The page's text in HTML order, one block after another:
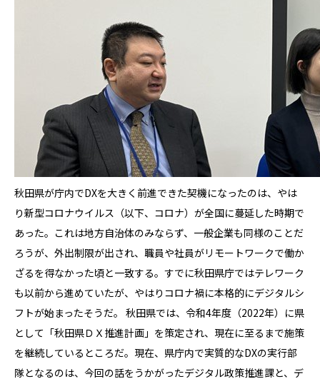
秋田県が庁内でDXを大きく前進できた契機になったのは、やは
り新型コロナウイルス（以下、コロナ）が全国に蔓延した時期で
あった。これは地方自治体のみならず、一般企業も同様のことだ
ろうが、外出制限が出され、職員や社員がリモートワークで働か
ざるを得なかった頃と一致する。すでに秋田県庁ではテレワーク
も以前から進めていたが、やはりコロナ禍に本格的にデジタルシ
フトが始まったそうだ。 秋田県では、令和4年度（2022年）に県
として「秋田県ＤＸ推進計画」を策定され、現在に至るまで施策
を継続しているところだ。現在、県庁内で実質的なDXの実行部
隊となるのは、今回の話をうかがったデジタル政策推進課と、デ